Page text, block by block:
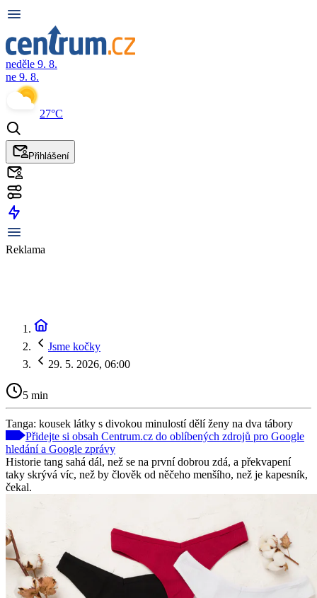
neděle 9. 8.
ne 9. 8.
27°C
Přihlášení
Reklama
Jsme kočky
29. 5. 2026, 06:00
5 min
Tanga: kousek látky s divokou minulostí dělí ženy na dva tábory
Přidejte si obsah Centrum.cz do oblíbených zdrojů pro Google
hledání a Google zprávy
Historie tang sahá dál, než se na první dobrou zdá, a překvapení
taky skrývá víc, než by člověk od něčeho menšího, než je kapesník,
čekal.